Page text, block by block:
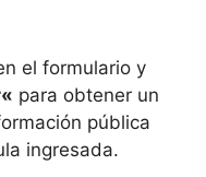
el formulario y
« para obtener un
pública
ingresada.